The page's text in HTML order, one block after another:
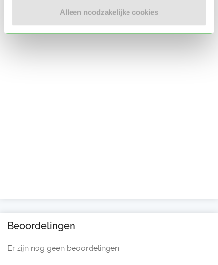
Alleen noodzakelijke cookies
Beoordelingen
Er zijn nog geen beoordelingen